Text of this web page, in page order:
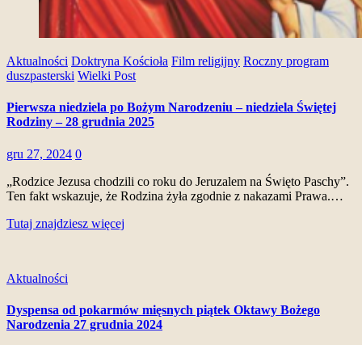
Aktualności Doktryna Kościoła Film religijny Roczny program
duszpasterski Wielki Post
Pierwsza niedziela po Bożym Narodzeniu – niedziela Świętej
Rodziny – 28 grudnia 2025
gru 27, 2024 0
„Rodzice Jezusa chodzili co roku do Jeruzalem na Święto Paschy”.
Ten fakt wskazuje, że Rodzina żyła zgodnie z nakazami Prawa.…
Tutaj znajdziesz więcej
Aktualności
Dyspensa od pokarmów mięsnych piątek Oktawy Bożego
Narodzenia 27 grudnia 2024